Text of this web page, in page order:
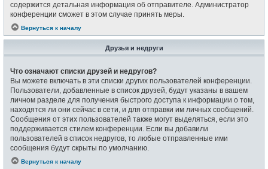
содержится детальная информация об отправителе. Администратор
конференции сможет в этом случае принять меры.
Вернуться к началу
Друзья и недруги
Что означают списки друзей и недругов?
Вы можете включать в эти списки других пользователей конференции.
Пользователи, добавленные в список друзей, будут указаны в вашем
личном разделе для получения быстрого доступа к информации о том,
находятся ли они сейчас в сети, и для отправки им личных сообщений.
Сообщения от этих пользователей также могут выделяться, если это
поддерживается стилем конференции. Если вы добавили
пользователей в список недругов, то любые отправленные ими
сообщения будут скрыты по умолчанию.
Вернуться к началу